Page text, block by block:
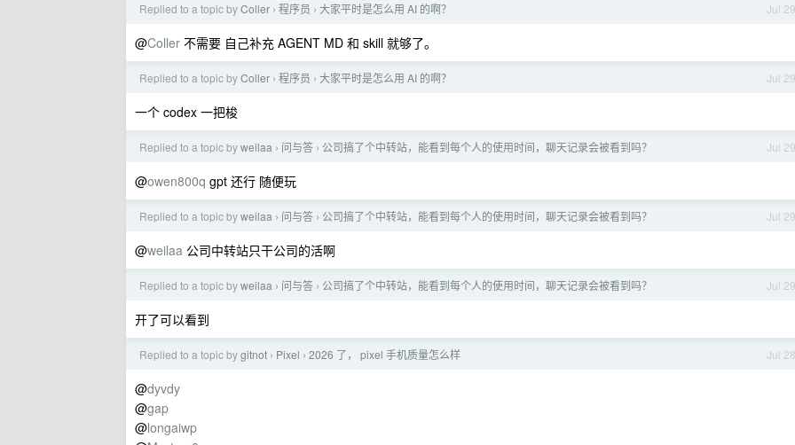
Jul 29
Replied to a topic byColler › 程序员 › 大家平时是怎么用 AI 的啊？
@Coller 不需要 自己补充 AGENT MD 和 skill 就够了。
Jul 29
Replied to a topic byColler › 程序员 › 大家平时是怎么用 AI 的啊？
一个 codex 一把梭
Jul 29
Replied to a topic byweilaa › 问与答 › 公司搞了个中转站，能看到每个人的使用时间，聊天记录会被看到吗？
@owen800q gpt 还行 随便玩
Jul 29
Replied to a topic byweilaa › 问与答 › 公司搞了个中转站，能看到每个人的使用时间，聊天记录会被看到吗？
@weilaa 公司中转站只干公司的活啊
Jul 29
Replied to a topic byweilaa › 问与答 › 公司搞了个中转站，能看到每个人的使用时间，聊天记录会被看到吗？
开了可以看到
Jul 28
Replied to a topic bygitnot › Pixel › 2026 了， pixel 手机质量怎么样
@dyvdy
@gap
@longaiwp